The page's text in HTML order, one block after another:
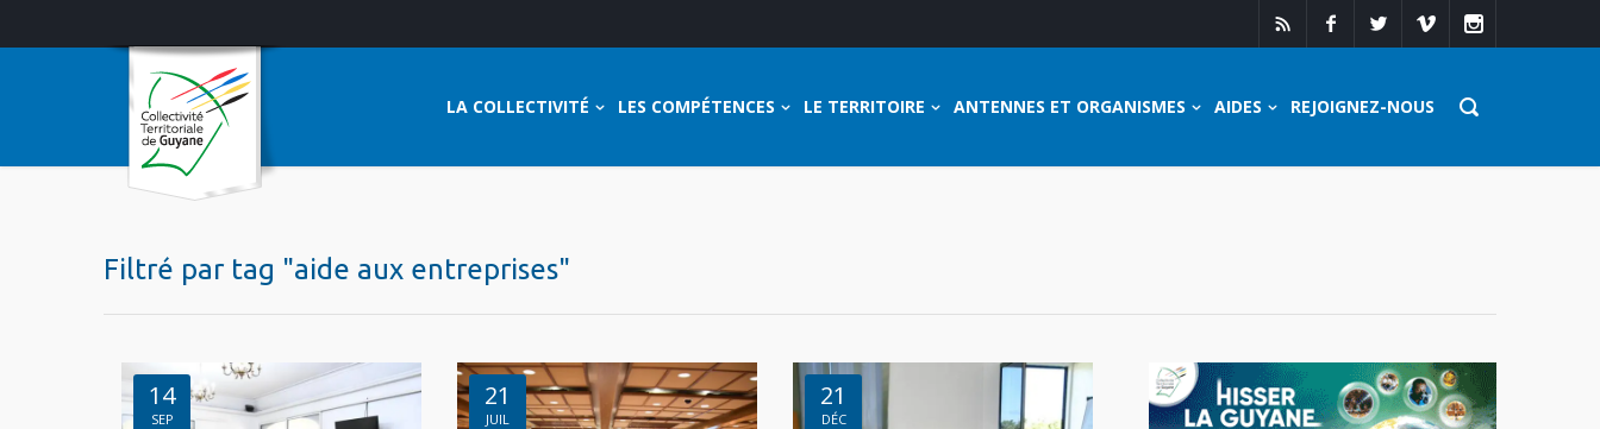
LA COLLECTIVITÉ LES COMPÉTENCES LE TERRITOIRE ANTENNES ET ORGANISMES AIDES REJOIGNEZ-NOUS
Filtré par tag "aide aux entreprises"
14
SEP
21
JUIL
21
DÉC